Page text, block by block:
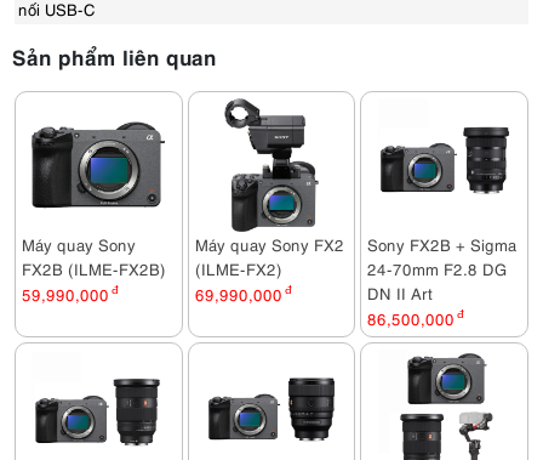
nối USB-C
Sản phẩm liên quan
Máy quay Sony
FX2B (ILME-FX2B)
59,990,000 đ
Máy quay Sony FX2
(ILME-FX2)
69,990,000 đ
Sony FX2B + Sigma
24-70mm F2.8 DG
DN II Art
86,500,000 đ